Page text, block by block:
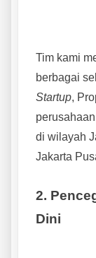
Tim kami
berbagai
Startup,
di wilayah
Jakarta
2.
Dini